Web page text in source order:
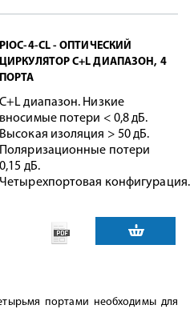
PIOC-4-CL - ОПТИЧЕСКИЙ
ЦИРКУЛЯТОР C+L ДИАПАЗОН, 4
ПОРТА
C+L диапазон. Низкие
вносимые потери < 0,8 дБ.
Высокая изоляция > 50 дБ.
Поляризационные потери
0,15 дБ.
Четырехпортовая конфигурация.
портами необходимы для